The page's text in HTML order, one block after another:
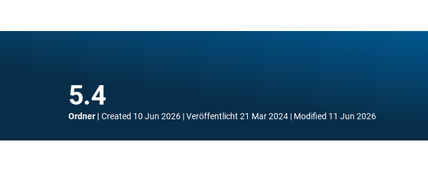
5.4
Ordner Created 10 Jun 2026 Veröffentlicht 21 Mar 2024 Modified 11 Jun 2026